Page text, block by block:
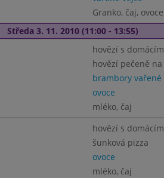
Granko, čaj, ovoce
Středa 3. 11. 2010 (11:00 - 13:55)
hovězí s
hovězí pečeně
brambory vařené
ovoce
mléko, čaj
hovězí s
šunková pizza
ovoce
mléko, čaj